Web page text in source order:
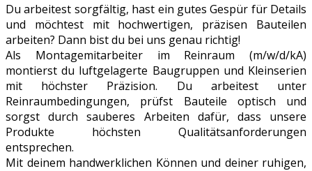
Du arbeitest sorgfältig, hast ein gutes Gespür für Details
und möchtest mit hochwertigen, präzisen Bauteilen
arbeiten? Dann bist du bei uns genau richtig!
Als Montagemitarbeiter im Reinraum (m/w/d/kA)
montierst du luftgelagerte Baugruppen und Kleinserien
mit höchster Präzision. Du arbeitest unter
Reinraumbedingungen, prüfst Bauteile optisch und
sorgst durch sauberes Arbeiten dafür, dass unsere
Produkte höchsten Qualitätsanforderungen
entsprechen.
Mit deinem handwerklichen Können und deiner ruhigen,